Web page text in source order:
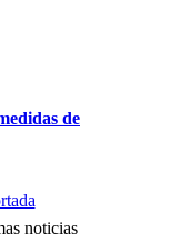
de
noticias